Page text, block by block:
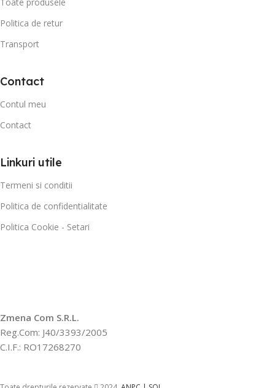
Politica de retur
Transport
Contact
Contul meu
Contact
Linkuri utile
Termeni si conditii
Politica de confidentialitate
Politica Cookie - Setari
Zmena Com S.R.L.
Reg.Com: J40/3393/2005
C.I.F.: RO17268270